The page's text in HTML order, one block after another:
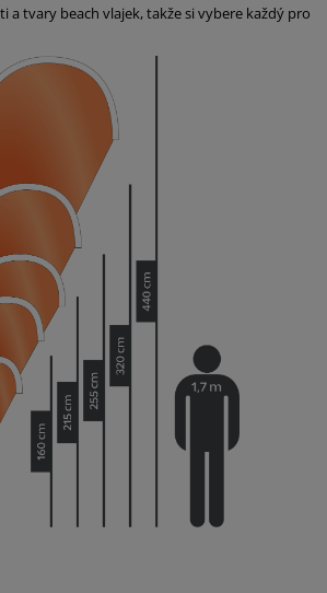
a tvary beach vlajek, takže si vybere každý pro